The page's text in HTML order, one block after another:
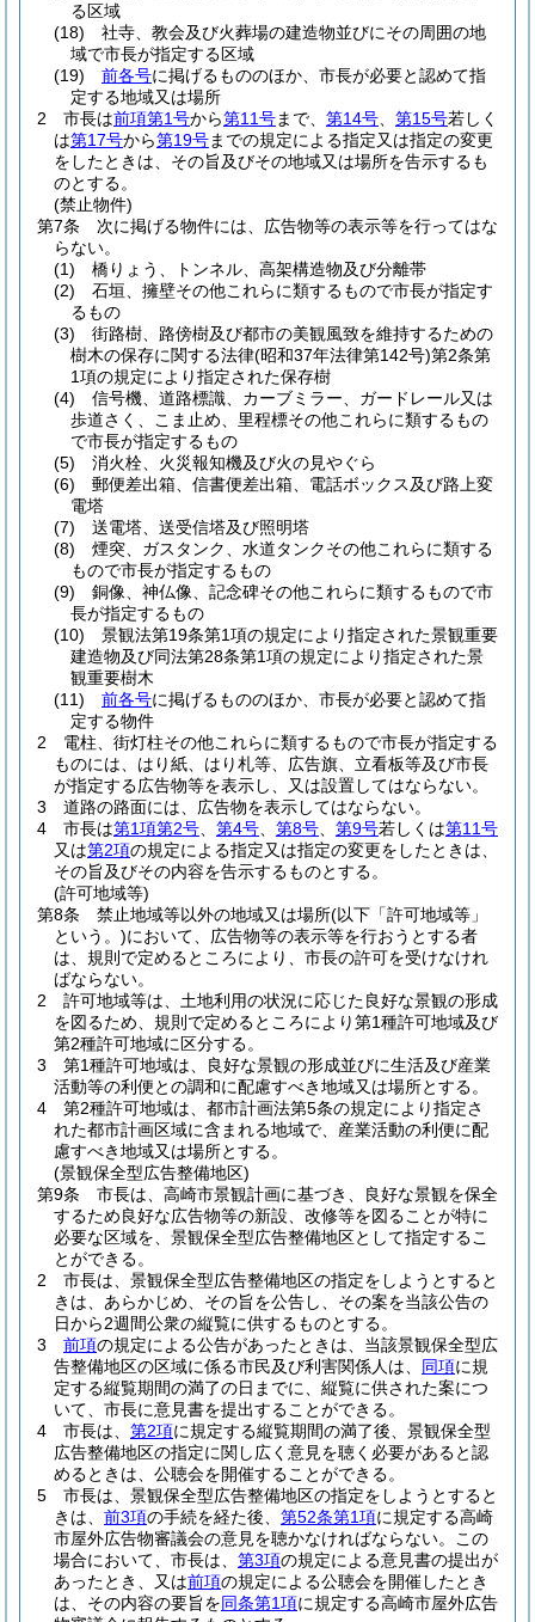
る区域
(18)
社寺、教会及び火葬場の建造物並びにその周囲の地
域で市長が指定する区域
(19)
前各号に掲げるもののほか、市長が必要と認めて指
定する地域又は場所
2
市長は前項第1号から第11号まで、 第14号 第15号若しく
は第17号から第19号までの規定による指定又は指定の変更
をしたときは、その旨及びその地域又は場所を告示するも
のとする。
(禁止物件)
第7条
次に掲げる物件には、広告物等の表示等を行ってはな
らない。
(1)
橋りょう、トンネル、高架構造物及び分離帯
(2)
石垣、擁壁その他これらに類するもので市長が指定す
るもの
(3)
街路樹、路傍樹及び都市の美観風致を維持するための
樹木の保存に関する法律(昭和37年法律第142号)第2条第
1項の規定により指定された保存樹
(4)
信号機、道路標識、カーブミラー、ガードレール又は
歩道さく、こま止め、里程標その他これらに類するもの
で市長が指定するもの
(5)
消火栓、火災報知機及び火の見やぐら
(6)
郵便差出箱、信書便差出箱、電話ボックス及び路上変
電塔
(7)
送電塔、送受信塔及び照明塔
(8)
煙突、ガスタンク、水道タンクその他これらに類する
もので市長が指定するもの
(9)
銅像、神仏像、記念碑その他これらに類するもので市
長が指定するもの
(10)
景観法第19条第1項の規定により指定された景観重要
建造物及び同法第28条第1項の規定により指定された景
観重要樹木
(11)
前各号に掲げるもののほか、市長が必要と認めて指
定する物件
2
電柱、街灯柱その他これらに類するもので市長が指定する
ものには、はり紙、はり札等、広告旗、立看板等及び市長
が指定する広告物等を表示し、又は設置してはならない。
3
道路の路面には、広告物を表示してはならない。
4
市長は第1項第2号 第4号 第8号 第9号若しくは第11号
又は第2項の規定による指定又は指定の変更をしたときは、
その旨及びその内容を告示するものとする。
(許可地域等)
第8条
禁止地域等以外の地域又は場所(以下「許可地域等」
という。)において、広告物等の表示等を行おうとする者
は、規則で定めるところにより、市長の許可を受けなけれ
ばならない。
2
許可地域等は、土地利用の状況に応じた良好な景観の形成
を図るため、規則で定めるところにより第1種許可地域及び
第2種許可地域に区分する。
3
第1種許可地域は、良好な景観の形成並びに生活及び産業
活動等の利便との調和に配慮すべき地域又は場所とする。
4
第2種許可地域は、都市計画法第5条の規定により指定さ
れた都市計画区域に含まれる地域で、産業活動の利便に配
慮すべき地域又は場所とする。
(景観保全型広告整備地区)
第9条
市長は、高崎市景観計画に基づき、良好な景観を保全
するため良好な広告物等の新設、改修等を図ることが特に
必要な区域を、景観保全型広告整備地区として指定するこ
とができる。
2
市長は、景観保全型広告整備地区の指定をしようとすると
きは、あらかじめ、その旨を公告し、その案を当該公告の
日から2週間公衆の縦覧に供するものとする。
3
前項の規定による公告があったときは、当該景観保全型広
告整備地区の区域に係る市民及び利害関係人は、 同項に規
定する縦覧期間の満了の日までに、縦覧に供された案につ
いて、市長に意見書を提出することができる。
4
市長は、 第2項に規定する縦覧期間の満了後、景観保全型
広告整備地区の指定に関し広く意見を聴く必要があると認
めるときは、公聴会を開催することができる。
5
市長は、景観保全型広告整備地区の指定をしようとすると
きは、 前3項の手続を経た後、 第52条第1項に規定する高崎
市屋外広告物審議会の意見を聴かなければならない。
この
場合において、市長は、 第3項の規定による意見書の提出が
あったとき、又は前項の規定による公聴会を開催したとき
は、その内容の要旨を同条第1項に規定する高崎市屋外広告